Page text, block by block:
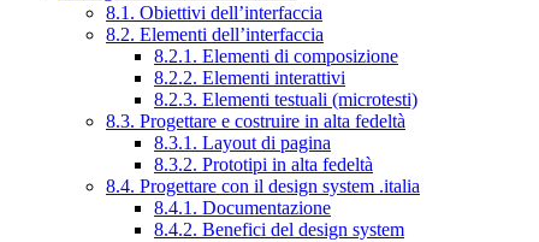
8.1. Obiettivi dell’interfaccia
8.2. Elementi dell’interfaccia
8.2.1. Elementi di composizione
8.2.2. Elementi interattivi
8.2.3. Elementi testuali (microtesti)
8.3. Progettare e costruire in alta fedeltà
8.3.1. Layout di pagina
8.3.2. Prototipi in alta fedeltà
8.4. Progettare con il design system .italia
8.4.1. Documentazione
8.4.2. Benefici del design system